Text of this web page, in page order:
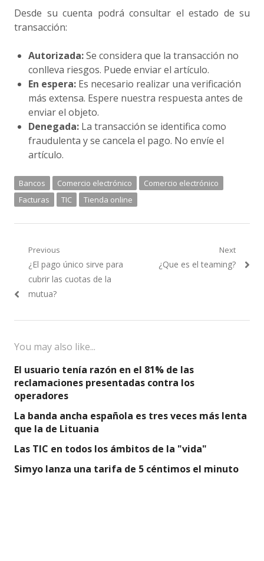
Desde su cuenta podrá consultar el estado de su
transacción:
Autorizada:Se considera que la transacción no
conlleva riesgos. Puede enviar el artículo.
En espera: Es necesario realizar una verificación
más extensa. Espere nuestra respuesta antes de
enviar el objeto.
Denegada: La transacción se identifica como
fraudulenta y se cancela el pago. No envíe el
artículo.
Bancos Comercio electrónico
Comercio electrónico
Facturas
TIC Tienda online
Navegación
de
entradas
Previous
Previous
post:
¿El pago único sirve para
cubrir las cuotas de la
mutua?
Next
Next
¿Que es el teaming?
You may also like...
El usuario tenía razón en el 81% de las
reclamaciones presentadas contra los
operadores
La banda ancha española es tres veces más lenta
que la de Lituania
Las TIC en todos los ámbitos de la "vida"
Simyo lanza una tarifa de 5 céntimos el minuto